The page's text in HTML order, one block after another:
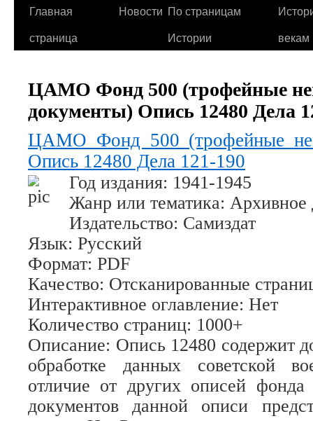
Главная
страница
Новости По страницам
Истории
векам
ЦАМО Фонд 500 (трофейные
документы) Опись 12480 Дела
ЦАМО Фонд 500 (трофейные
Опись 12480 Дела 121-190
Год издания: 1941-1945
Жанр или тематика: Архивное
Издательство: Самиздат
Язык: Русский
Формат: PDF
Качество: Отсканированные
Интерактивное оглавление: Нет
Количество страниц: 1000+
Описание: Опись 12480 содержит
обработке данных советской
отличие от других описей
документов данной описи